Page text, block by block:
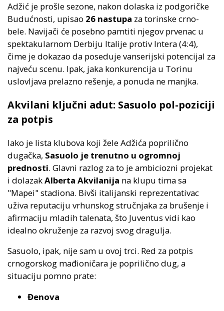
Adžić je prošle sezone, nakon dolaska iz podgoričke
Budućnosti, upisao 26 nastupa za torinske crno-
bele. Navijači će posebno pamtiti njegov prvenac u
spektakularnom Derbiju Italije protiv Intera (4:4),
čime je dokazao da poseduje vanserijski potencijal za
najveću scenu. Ipak, jaka konkurencija u Torinu
uslovljava prelazno rešenje, a ponuda ne manjka.
Akvilani ključni adut: Sasuolo pol-poziciji
za potpis
Iako je lista klubova koji žele Adžića poprilično
dugačka, Sasuolo je trenutno u ogromnoj
prednosti. Glavni razlog za to je ambiciozni projekat
i dolazakAlberta Akvilanija na klupu tima sa
"Mapei" stadiona. Bivši italijanski reprezentativac
uživa reputaciju vrhunskog stručnjaka za brušenje i
afirmaciju mladih talenata, što Juventus vidi kao
idealno okruženje za razvoj svog dragulja.
Sasuolo, ipak, nije sam u ovoj trci. Red za potpis
crnogorskog mađioničara je poprilično dug, a
situaciju pomno prate:
Đenova